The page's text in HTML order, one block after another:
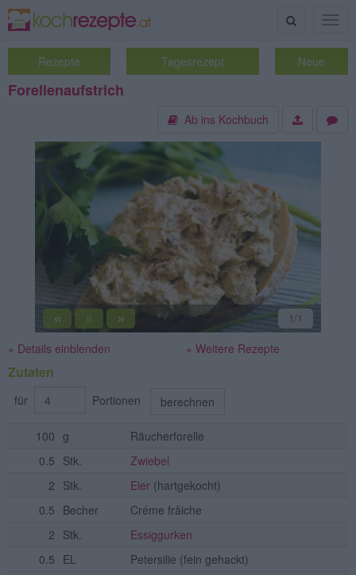
Suche
Rezepte Tagesrezept Neue
Forellenaufstrich
Ab ins Kochbuch
« || » 1/1
» Details einblenden » Weitere Rezepte
Zutaten
für Portionen berechnen
100 g
Räucherforelle
0.5 Stk.
Zwiebel
2 Stk. Eier (hartgekocht)
0.5 Becher
Créme frâiche
2 Stk.
Essiggurken
0.5 EL Petersilie (fein gehackt)